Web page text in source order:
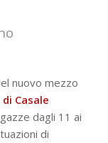
nuovo mezzo
Casale
dagli 11 ai
di